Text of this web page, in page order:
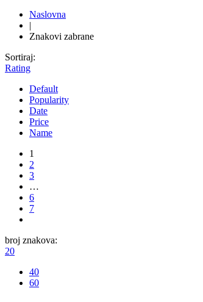
Naslovna
|
Znakovi zabrane
Sortiraj:
Rating
Default
Popularity
Date
Price
Name
1
2
3
…
6
7
broj znakova:
20
40
60